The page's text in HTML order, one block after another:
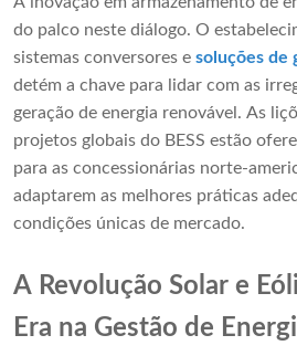
do palco neste diálogo. O
sistemas conversores e soluções de
detém a chave para lidar com as
geração de energia renovável. As
projetos globais do BESS estão
para as concessionárias norte-
adaptarem as melhores práticas
condições únicas de mercado.
A Revolução Solar e
Era na Gestão de